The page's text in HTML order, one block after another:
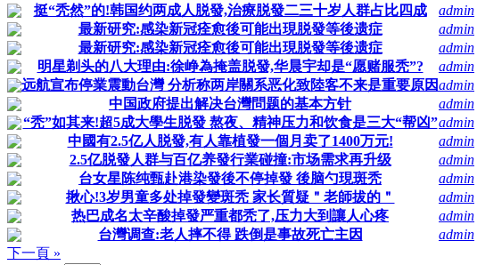
挺“秃然”的!韩国约两成人脱發,治療脱發二三十岁人群占比四成
admin
最新研究:感染新冠痊愈後可能出現脱發等後遗症
admin
最新研究:感染新冠痊愈後可能出現脱發等後遗症
admin
明星剃头的八大理由:徐峥為掩盖脱發,华晨宇却是“愿赌服秃”?
admin
远航宣布停業震動台灣 分析称两岸關系恶化致陸客不来是重要原因admin
中国政府提出解决台灣問题的基本方针
admin
“秃”如其来!超5成大學生脱發 熬夜、精神压力和饮食是三大“帮凶”admin
中國有2.5亿人脱發,有人靠植發一個月卖了1400万元!
admin
2.5亿脱發人群与百亿养發行業碰撞:市场需求再升级
admin
台女星陈纯甄赴港染發後不停掉發 後脑勺現斑秃
admin
揪心!3岁男童多处掉發變斑秃 家长質疑＂老師拔的＂
admin
热巴成名太辛酸掉發严重都秃了,压力大到讓人心疼
admin
台灣调查:老人摔不得 跌倒是事故死亡主因
admin
下一頁 »